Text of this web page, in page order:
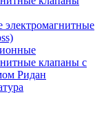
клапаны с
Ридан